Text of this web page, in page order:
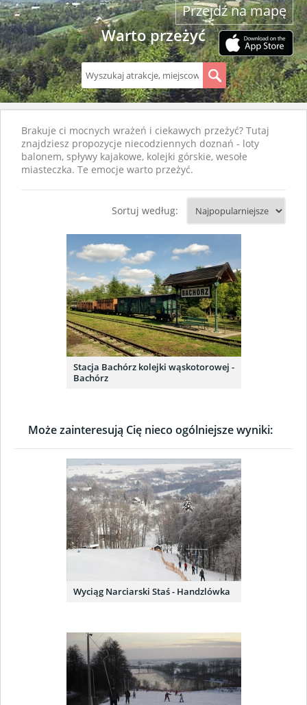
Warto przeżyć
Przejdź na mapę
Brakuje ci mocnych wrażeń i ciekawych przeżyć? Tutaj
znajdziesz propozycje niecodziennych doznań - loty
balonem, spływy kajakowe, kolejki górskie, wesołe
miasteczka. Te emocje warto przeżyć.
Sortuj według:
Stacja Bachórz kolejki wąskotorowej -
Bachórz
Może zainteresują Cię nieco ogólniejsze wyniki:
Wyciąg Narciarski Staś - Handzlówka